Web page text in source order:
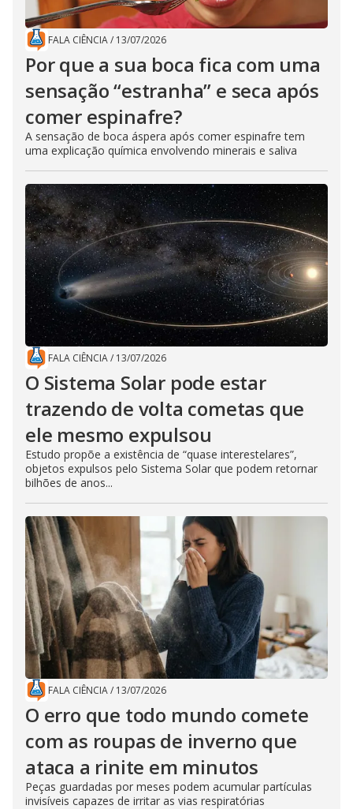
FALA CIÊNCIA/ 13/07/2026
Por que a sua boca fica com uma
sensação “estranha” e seca após
comer espinafre?
A sensação de boca áspera após comer espinafre tem
uma explicação química envolvendo minerais e saliva
FALA CIÊNCIA/ 13/07/2026
O Sistema Solar pode estar
trazendo de volta cometas que
ele mesmo expulsou
Estudo propõe a existência de “quase interestelares”,
objetos expulsos pelo Sistema Solar que podem retornar
bilhões de anos...
FALA CIÊNCIA/ 13/07/2026
O erro que todo mundo comete
com as roupas de inverno que
ataca a rinite em minutos
Peças guardadas por meses podem acumular partículas
invisíveis capazes de irritar as vias respiratórias